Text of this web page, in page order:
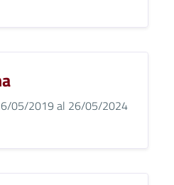
05/2019 al 26/05/2024